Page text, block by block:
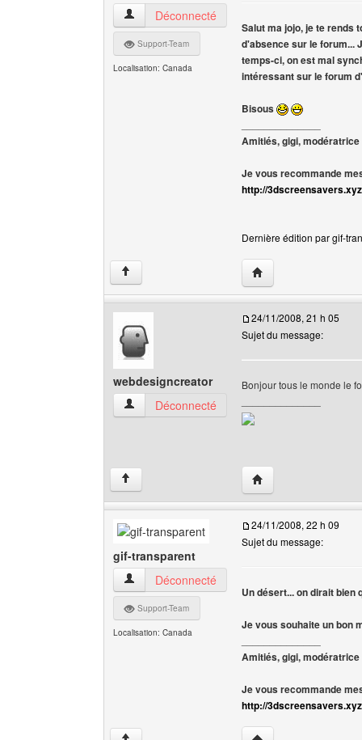
gif-transparent Voir le profil de l'utilisateur
Déconnecté
Support-Team
Localisation: Canada
Salut ma jojo, je te rends
d'absence sur le forum...
temps-ci, on est mal
intéressant sur le forum
Bisous
Amitiés, gigi, modératrice
Je vous recommande
http://3dscreensavers.xyz
Dernière édition par gif-
↑ Visiter le site web
webdesigncreator
webdesigncreator Voir le profil de l'utilisateur
Déconnecté
24/11/2008, 21 h 05
Sujet du message:
Bonjour tous le monde le
↑ Visiter le site web
gif-transparent
gif-transparent Voir le profil de l'utilisateur
Déconnecté
Support-Team
Localisation: Canada
24/11/2008, 22 h 09
Sujet du message:
Un désert... on dirait bien
Je vous souhaite un bon
Amitiés, gigi, modératrice
Je vous recommande
http://3dscreensavers.xyz